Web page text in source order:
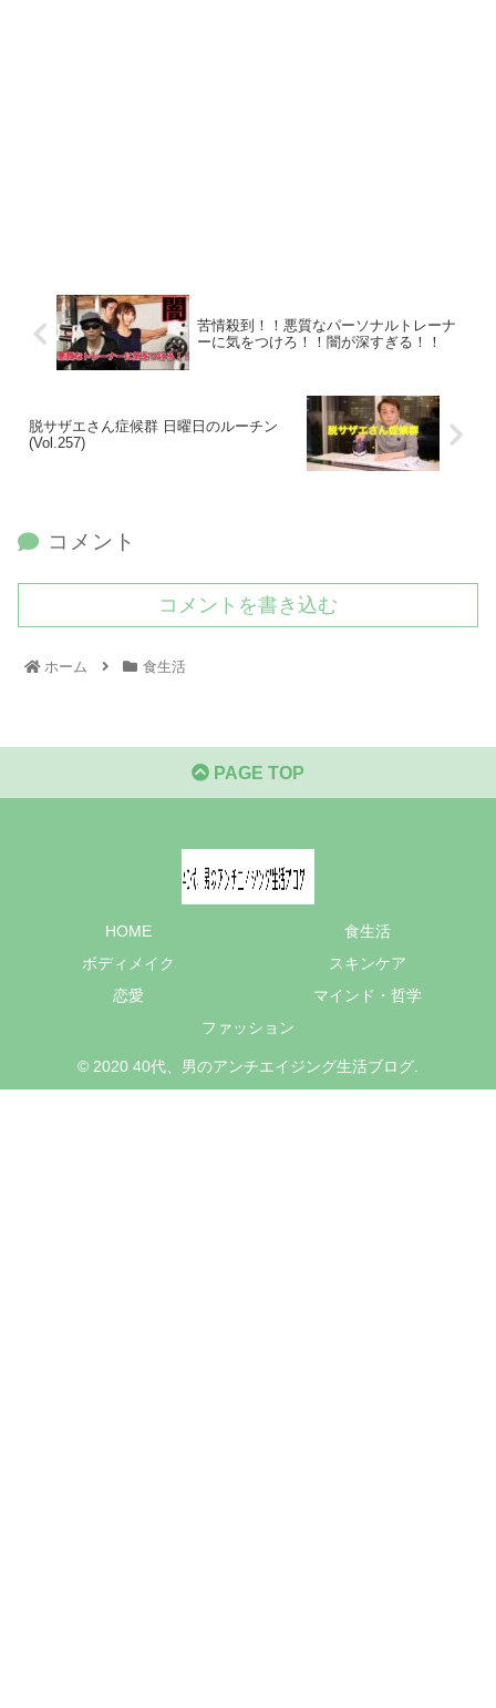
苦情殺到！！悪質なパーソナルトレーナ
ーに気をつけろ！！闇が深すぎる！！
脱サザエさん症候群 日曜日のルーチン
(Vol.257)
コメント
コメントを書き込む
ホーム 食生活
PAGE TOP
HOME
食生活
ボディメイク
スキンケア
恋愛
マインド・哲学
ファッション
© 2020 40代、男のアンチエイジング生活ブログ.